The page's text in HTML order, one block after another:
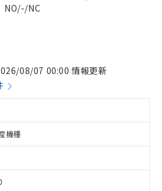
NO/-/NC
08/07 00:00 情報更新
機種